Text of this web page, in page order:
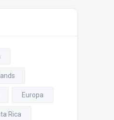
Europa
Rica